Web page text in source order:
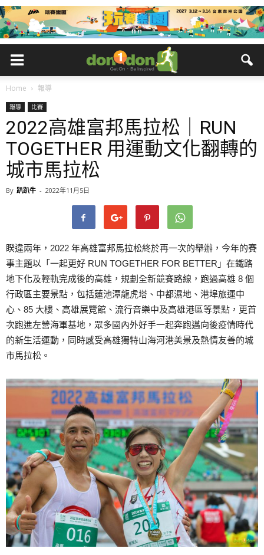
Home 報導
報導 比賽
2022高雄富邦馬拉松｜RUN
TOGETHER 用運動文化翻轉的
城市馬拉松
By 趴趴牛 - 2022年11月5日
睽違兩年，2022 年高雄富邦馬拉松終於再一次的舉辦，今年的賽
事主題以「一起更好 RUN TOGETHER FOR BETTER」在鐵路
地下化及輕軌完成後的高雄，規劃全新競賽路線，跑過高雄 8 個
行政區主要景點，包括蓮池潭龍虎塔、中都濕地、港埠旅運中
心、85 大樓、高雄展覽館、流行音樂中及高雄港區等景點，更首
次跑進左營海軍基地，眾多國內外好手一起奔跑邁向後疫情時代
的新生活運動，同時感受高雄獨特山海河港美景及熱情友善的城
市馬拉松。